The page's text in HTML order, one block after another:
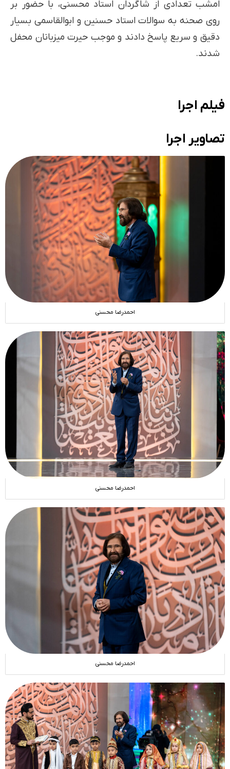
امشب تعدادی از شاگردان استاد محسنی، با حضور بر
روی صحنه به سوالات استاد حسنین و ابوالقاسمی بسیار
دقیق و سریع پاسخ دادند و‌ موجب حیرت میزبانان محفل
شدند.
فیلم اجرا
تصاویر اجرا
احمدرضا محسنی
احمدرضا محسنی
احمدرضا محسنی